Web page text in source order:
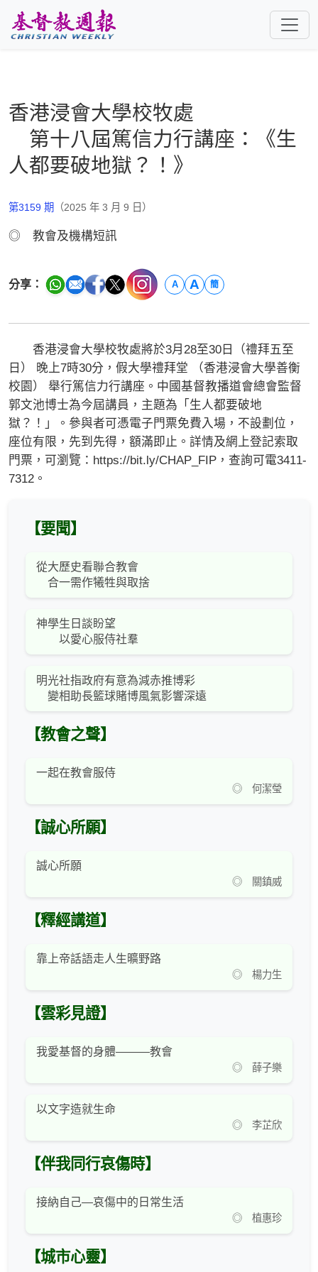
香港浸會大學校牧處
第十八屆篤信力行講座：《生
人都要破地獄？！》
第3159 期 （2025 年 3 月 9 日）
◎ 教會及機構短訊
分享： A A 簡
香港浸會大學校牧處將於3月28至30日（禮拜五至
日） 晚上7時30分，假大學禮拜堂 （香港浸會大學善衡
校園） 舉行篤信力行講座。中國基督教播道會總會監督
郭文池博士為今屆講員，主題為「生人都要破地
獄？！」。參與者可憑電子門票免費入場，不設劃位，
座位有限，先到先得，額滿即止。詳情及網上登記索取
門票，可瀏覽：https://bit.ly/CHAP_FIP，查詢可電3411-
7312。
【要聞】
從大歷史看聯合教會
合一需作犧牲與取捨
神學生日談盼望
以愛心服侍社羣
明光社指政府有意為減赤推博彩
變相助長籃球賭博風氣影響深遠
【教會之聲】
一起在教會服侍
◎ 何潔瑩
【誠心所願】
誠心所願
◎ 關鎮威
【釋經講道】
靠上帝話語走人生曠野路
◎ 楊力生
【雲彩見證】
我愛基督的身體———教會
◎ 薛子樂
以文字造就生命
◎ 李芷欣
【伴我同行哀傷時】
接納自己—哀傷中的日常生活
◎ 植惠珍
【城市心靈】